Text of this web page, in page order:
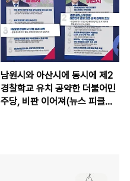
남원시와 아산시에 동시에 제2
경찰학교 유치 공약한 더불어민
주당, 비판 이어져(뉴스 피클